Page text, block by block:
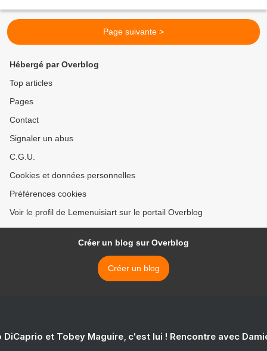
Page suivante >
Hébergé par Overblog
Top articles
Pages
Contact
Signaler un abus
C.G.U.
Cookies et données personnelles
Préférences cookies
Voir le profil de Lemenuisiart sur le portail Overblog
Créer un blog sur Overblog
Créer un blog
DiCaprio et Tobey Maguire, c'est lui ! Rencontre avec